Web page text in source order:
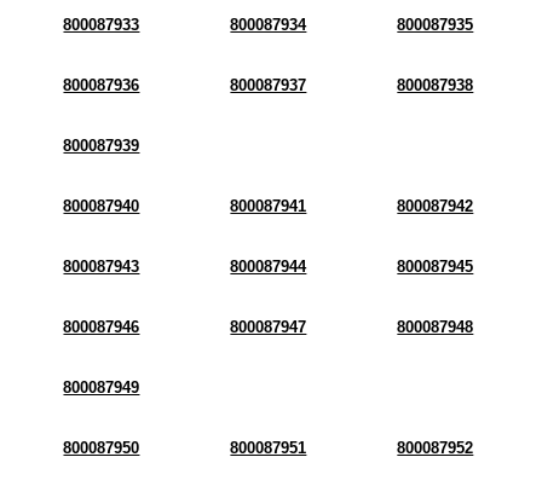
800087933 800087934 800087935
800087936 800087937 800087938
800087939
800087940 800087941 800087942
800087943 800087944 800087945
800087946 800087947 800087948
800087949
800087950 800087951 800087952